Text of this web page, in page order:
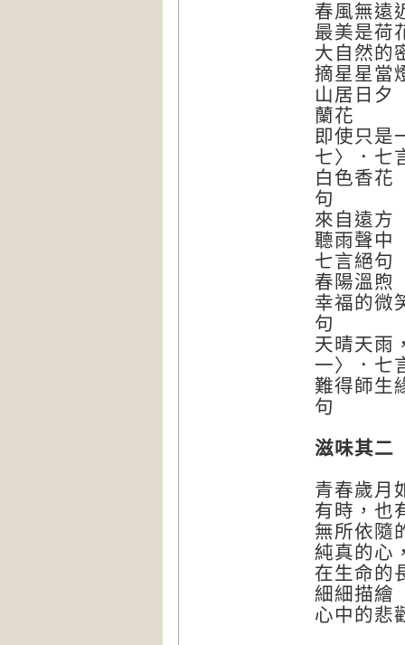
春風無
最美是
大自然
摘星星
山居日
蘭花
即使只
七〉．
白色香
來自
聽雨聲
七
春陽溫
幸福的
天晴天雨
一〉．
難得師
滋味其
青春歲月
有時，也
無所依隨
純真的心
在生命的
細細描繪
心中的悲